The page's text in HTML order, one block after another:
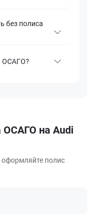
без полиса
ОСАГО?
ОСАГО на Audi
оформляйте полис